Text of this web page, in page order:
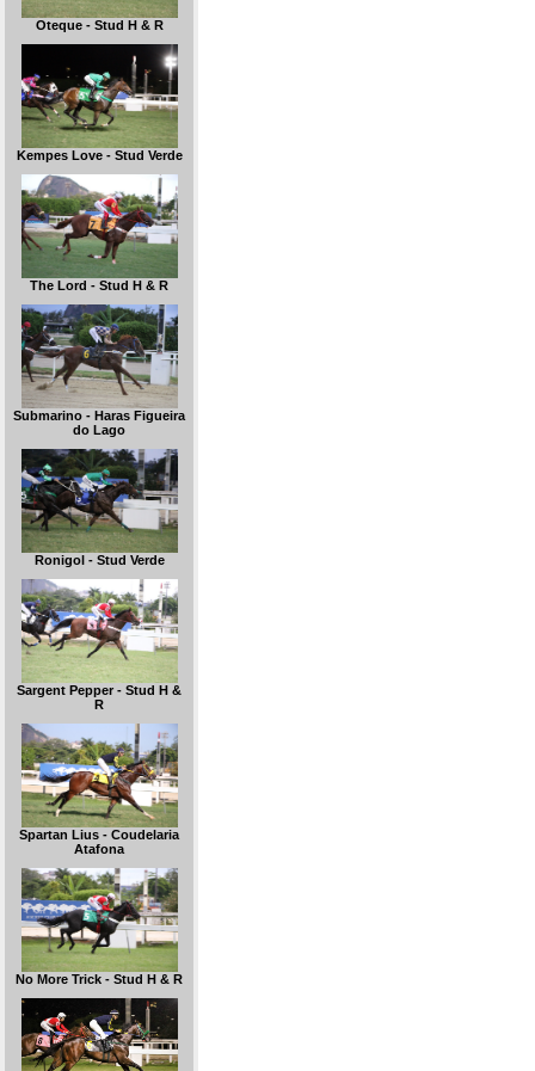
Oteque - Stud H & R
Kempes Love - Stud Verde
The Lord - Stud H & R
Submarino - Haras Figueira
do Lago
Ronigol - Stud Verde
Sargent Pepper - Stud H &
R
Spartan Lius - Coudelaria
Atafona
No More Trick - Stud H & R